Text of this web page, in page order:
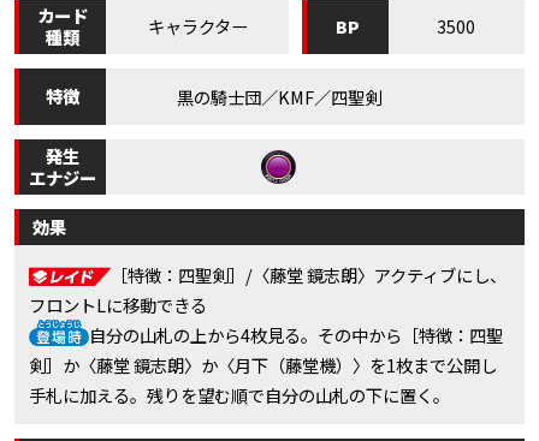
カード
種類
キャラクター BP 3500
特徴 黒の騎士団／KMF／四聖剣
発生
エナジー
効果
［特徴：四聖剣］/〈藤堂 鏡志朗〉アクティブにし、
フロントLに移動できる
自分の山札の上から4枚見る。その中から［特徴：四聖
剣］か〈藤堂 鏡志朗〉か〈月下（藤堂機）〉を1枚まで公開し
手札に加える。残りを望む順で自分の山札の下に置く。